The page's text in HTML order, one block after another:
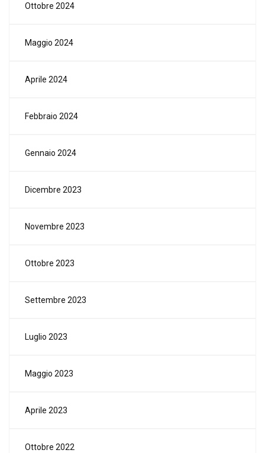
Ottobre 2024
Maggio 2024
Aprile 2024
Febbraio 2024
Gennaio 2024
Dicembre 2023
Novembre 2023
Ottobre 2023
Settembre 2023
Luglio 2023
Maggio 2023
Aprile 2023
Ottobre 2022